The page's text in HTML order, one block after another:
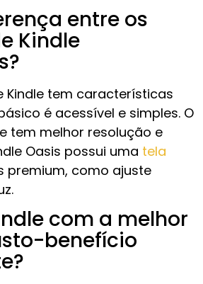
entre os
Kindle
Kindle tem características
é acessível e simples. O
tem melhor resolução e
Oasis possui uma tela
premium, como ajuste
com a melhor
benefício